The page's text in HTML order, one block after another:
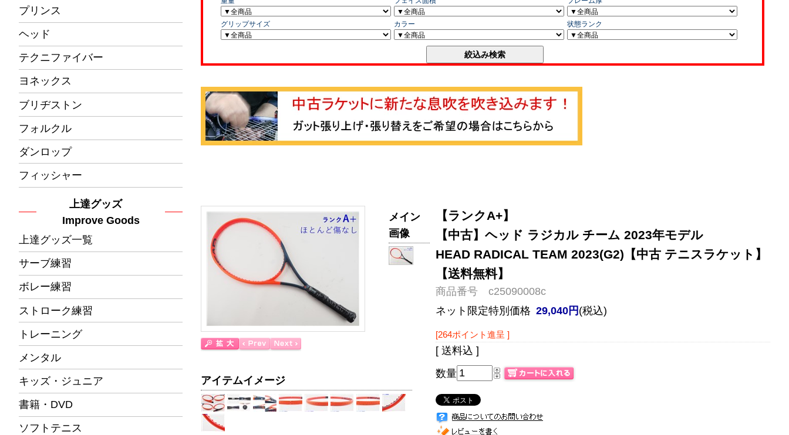
プリンス
ヘッド
テクニファイバー
ヨネックス
ブリヂストン
フォルクル
ダンロップ
フィッシャー
上達グッズ
Improve Goods
上達グッズ一覧
サーブ練習
ボレー練習
ストローク練習
トレーニング
メンタル
キッズ・ジュニア
書籍・DVD
ソフトテニス
【ランクA+】
【中古】ヘッド ラジカル チーム 2023年モデル
HEAD RADICAL TEAM 2023(G2)【中古 テニスラケット】
【送料無料】
商品番号 c25090008c
ネット限定特別価格 29,040円 (税込)
[264ポイント進呈 ]
[ 送料込 ]
数量
メイン
画像
アイテムイメージ